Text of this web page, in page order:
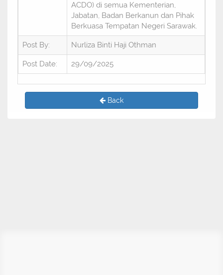
ACDO) di semua Kementerian,
Jabatan, Badan Berkanun dan Pihak
Berkuasa Tempatan Negeri Sarawak.
Post By: Nurliza Binti Haji Othman
Post Date: 29/09/2025
Back